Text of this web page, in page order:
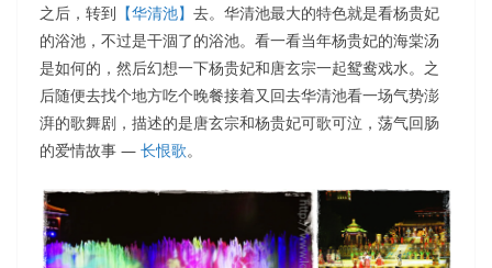
之后，转到 【华清池】 去。华清池最大的特色就是看杨贵妃
的浴池，不过是干涸了的浴池。看一看当年杨贵妃的海棠汤
是如何的，然后幻想一下杨贵妃和唐玄宗一起鸳鸯戏水。之
后随便去找个地方吃个晚餐接着又回去华清池看一场气势澎
湃的歌舞剧，描述的是唐玄宗和杨贵妃可歌可泣，荡气回肠
的爱情故事 — 长恨歌。